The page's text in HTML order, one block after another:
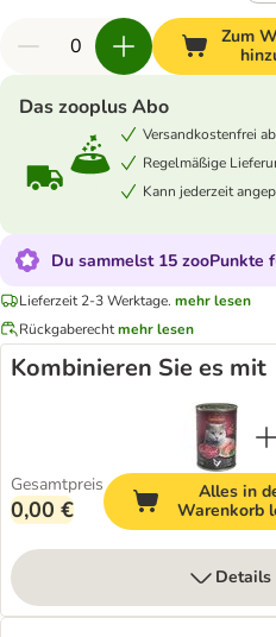
Zum
Das zooplus Abo
Versandkostenfrei
Regelmäßige
Kann jederzeit
Du sammelst 15 zooPunkte
Lieferzeit 2-3 Werktage. mehr lesen
Rückgaberechtmehr lesen
Kombinieren Sie es mit
Gesamtpreis
0,00 €
Alles in
Warenkorb
Details